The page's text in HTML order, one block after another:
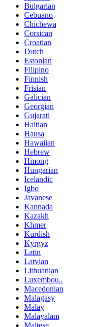
Bulgarian
Cebuano
Chichewa
Corsican
Croatian
Dutch
Estonian
Filipino
Finnish
Frisian
Galician
Georgian
Gujarati
Haitian
Hausa
Hawaiian
Hebrew
Hmong
Hungarian
Icelandic
Igbo
Javanese
Kannada
Kazakh
Khmer
Kurdish
Kyrgyz
Latin
Latvian
Lithuanian
Luxembou..
Macedonian
Malagasy
Malay
Malayalam
Maltese